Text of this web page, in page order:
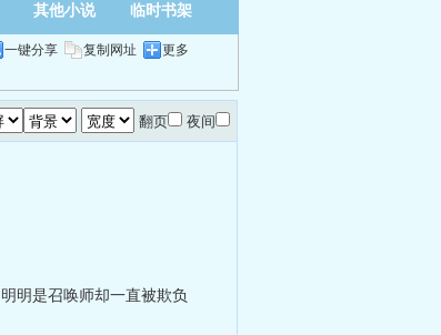
其他小说 临时书架
一键分享 复制网址 更多
翻页 夜间
明明是召唤师却一直被欺负